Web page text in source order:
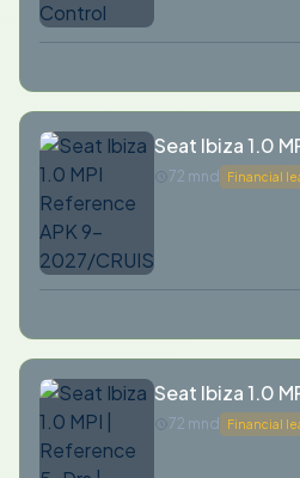
Seat Ibiza 1.0
APK 9-
72 mnd Financial
Seat Ibiza 1.0
Reference 5-
72 mnd Financial